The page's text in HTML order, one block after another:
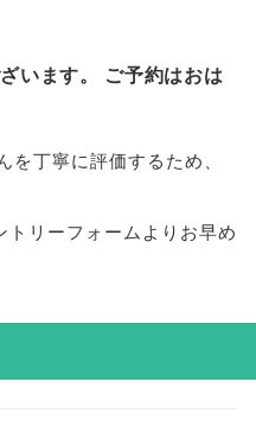
います。
ご予約はおは
を丁寧に評価するため
リーフォームよりお早め